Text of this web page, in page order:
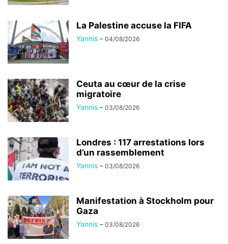
La Palestine accuse la FIFA
Yannis - 04/08/2026
Ceuta au cœur de la crise
migratoire
Yannis - 03/08/2026
Londres : 117 arrestations lors
d’un rassemblement
Yannis - 03/08/2026
Manifestation à Stockholm pour
Gaza
Yannis - 03/08/2026